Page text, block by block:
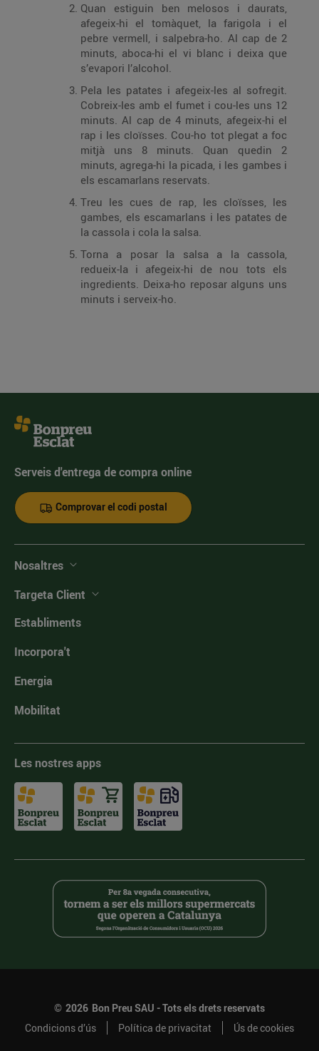
Quan estiguin ben melosos i daurats,
afegeix-hi el tomàquet, la farigola i el
pebre vermell, i salpebra-ho. Al cap de 2
minuts, aboca-hi el vi blanc i deixa que
s’evapori l’alcohol.
Pela les patates i afegeix-les al sofregit.
Cobreix-les amb el fumet i cou-les uns 12
minuts. Al cap de 4 minuts, afegeix-hi el
rap i les cloïsses. Cou-ho tot plegat a foc
mitjà uns 8 minuts. Quan quedin 2
minuts, agrega-hi la picada, i les gambes i
els escamarlans reservats.
Treu les cues de rap, les cloïsses, les
gambes, els escamarlans i les patates de
la cassola i cola la salsa.
Torna a posar la salsa a la cassola,
redueix-la i afegeix-hi de nou tots els
ingredi­ents. Deixa-ho reposar alguns uns
minuts i serveix-ho.
Serveis d'entrega de compra online
Comprovar el codi postal
Nosaltres
Targeta Client
Establiments
Incorpora't
Energia
Mobilitat
Les nostres apps
© 2026 Bon Preu SAU - Tots els drets reservats
Condicions d’ús
Política de privacitat Ús de cookies